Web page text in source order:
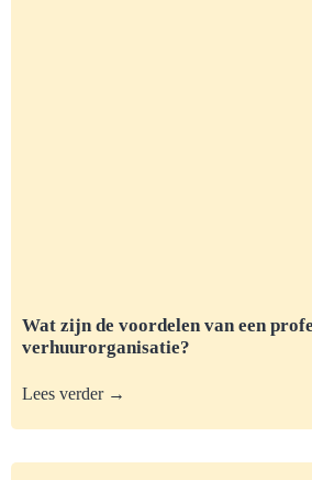
Wat zijn de voordelen van een
verhuurorganisatie?
Lees verder →